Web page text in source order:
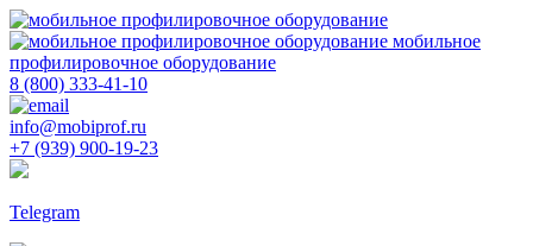
мобильное
профилировочное оборудование
8 (800) 333-41-10
info@mobiprof.ru
+7 (939) 900-19-23
Telegram